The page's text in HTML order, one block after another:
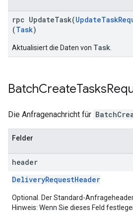
rpc UpdateTask(
(Task)
Aktualisiert die Daten von Task
BatchCreateTasks
Die Anfragenachricht für
Felder
header
DeliveryRequestHeader
Optional. Der Standard-Anfrageheader
Hinweis: Wenn Sie dieses Feld